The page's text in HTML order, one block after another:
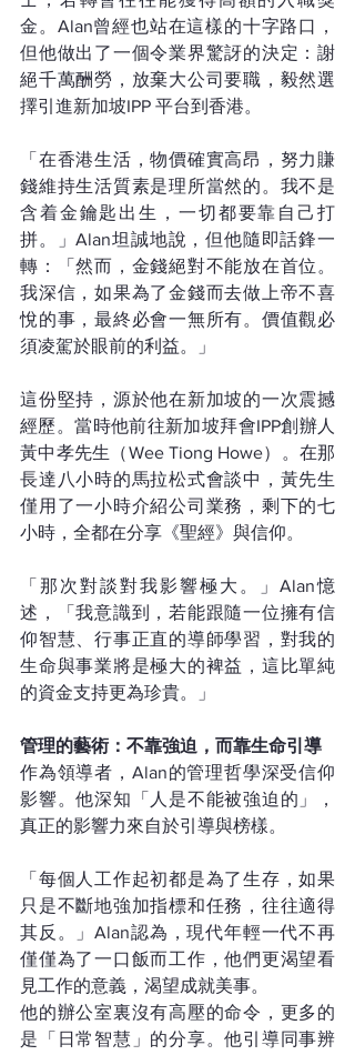
金。Alan曾經也站在這樣的十字路口，
但他做出了一個令業界驚訝的決定：謝
絕千萬酬勞，放棄大公司要職，毅然選
擇引進新加坡IPP 平台到香港。
「在香港生活，物價確實高昂，努力賺
錢維持生活質素是理所當然的。我不是
含着金鑰匙出生，一切都要靠自己打
拼。」Alan坦誠地說，但他隨即話鋒一
轉：「然而，金錢絕對不能放在首位。
我深信，如果為了金錢而去做上帝不喜
悅的事，最終必會一無所有。價值觀必
須凌駕於眼前的利益。」
這份堅持，源於他在新加坡的一次震撼
經歷。當時他前往新加坡拜會IPP創辦人
黃中孝先生（Wee Tiong Howe）。在那
長達八小時的馬拉松式會談中，黃先生
僅用了一小時介紹公司業務，剩下的七
小時，全都在分享《聖經》與信仰。
「那次對談對我影響極大。」Alan憶
述，「我意識到，若能跟隨一位擁有信
仰智慧、行事正直的導師學習，對我的
生命與事業將是極大的裨益，這比單純
的資金支持更為珍貴。」
管理的藝術：不靠強迫，而靠生命引導
作為領導者，Alan的管理哲學深受信仰
影響。他深知「人是不能被強迫的」，
真正的影響力來自於引導與榜樣。
「每個人工作起初都是為了生存，如果
只是不斷地強加指標和任務，往往適得
其反。」Alan認為，現代年輕一代不再
僅僅為了一口飯而工作，他們更渴望看
見工作的意義，渴望成就美事。
他的辦公室裏沒有高壓的命令，更多的
是「日常智慧」的分享。他引導同事辨